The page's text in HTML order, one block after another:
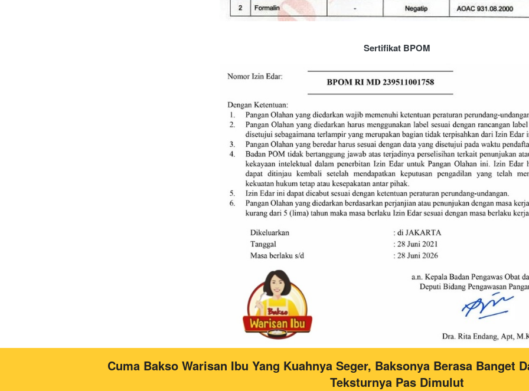
Sertifikat BPOM
Cuma Bakso Warisan Ibu Yang Kuahnya Seger, Baksonya Berasa Banget
Teksturnya Pas Dimulut